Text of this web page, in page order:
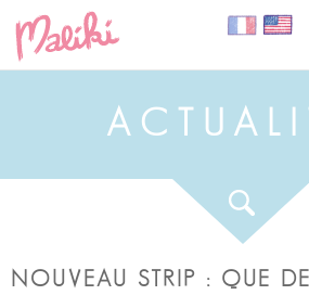
A C U A L
NOUVEAU STRIP : QUE